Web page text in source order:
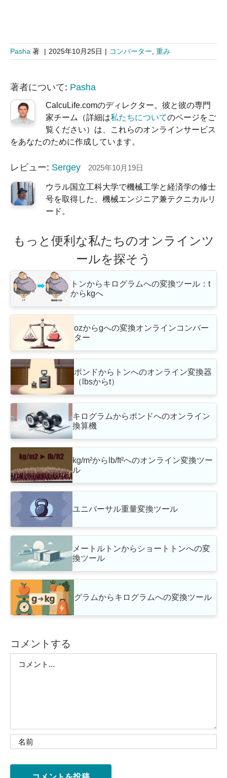
Pasha 著 | 2025年10月25日 | コンバーター 重み
著者について: Pasha
CalcuLife.comのディレクター。彼と彼の専門
家チーム（詳細は私たちについてのページをご
覧ください）は、これらのオンラインサービス
をあなたのために作成しています。
レビュー: Sergey 2025年10月19日
ウラル国立工科大学で機械工学と経済学の修士
号を取得した、機械エンジニア兼テクニカルリ
ード。
もっと便利な私たちのオンラインツ
ールを探そう
トンからキログラムへの変換ツール：t
からkgへ
ozからgへの変換オンラインコンバー
ター
ポンドからトンへのオンライン変換器
（lbsからt）
キログラムからポンドへのオンライン
換算機
kg/m²からlb/ft²へのオンライン変換ツー
ル
ユニバーサル重量変換ツール
メートルトンからショートトンへの変
換ツール
グラムからキログラムへの変換ツール
コメントする